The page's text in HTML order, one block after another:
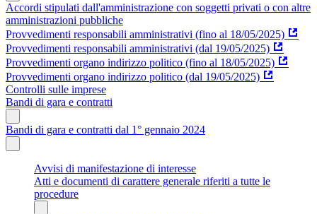
Accordi stipulati dall'amministrazione con soggetti privati o con altre
amministrazioni pubbliche
Provvedimenti responsabili amministrativi (fino al 18/05/2025)
Provvedimenti responsabili amministrativi (dal 19/05/2025)
Provvedimenti organo indirizzo politico (fino al 18/05/2025)
Provvedimenti organo indirizzo politico (dal 19/05/2025)
Controlli sulle imprese
Bandi di gara e contratti
Bandi di gara e contratti dal 1° gennaio 2024
Avvisi di manifestazione di interesse
Atti e documenti di carattere generale riferiti a tutte le
procedure